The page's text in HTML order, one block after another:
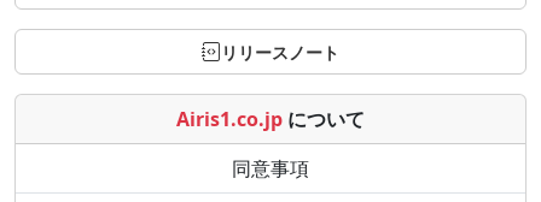
リリースノート
Airis1.co.jp について
同意事項